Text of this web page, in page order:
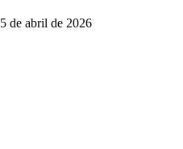
5 de abril de 2026